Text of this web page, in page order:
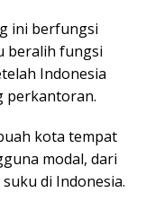
ini berfungsi
beralih fungsi
Indonesia
perkantoran.
kota tempat
modal, dari
di Indonesia.